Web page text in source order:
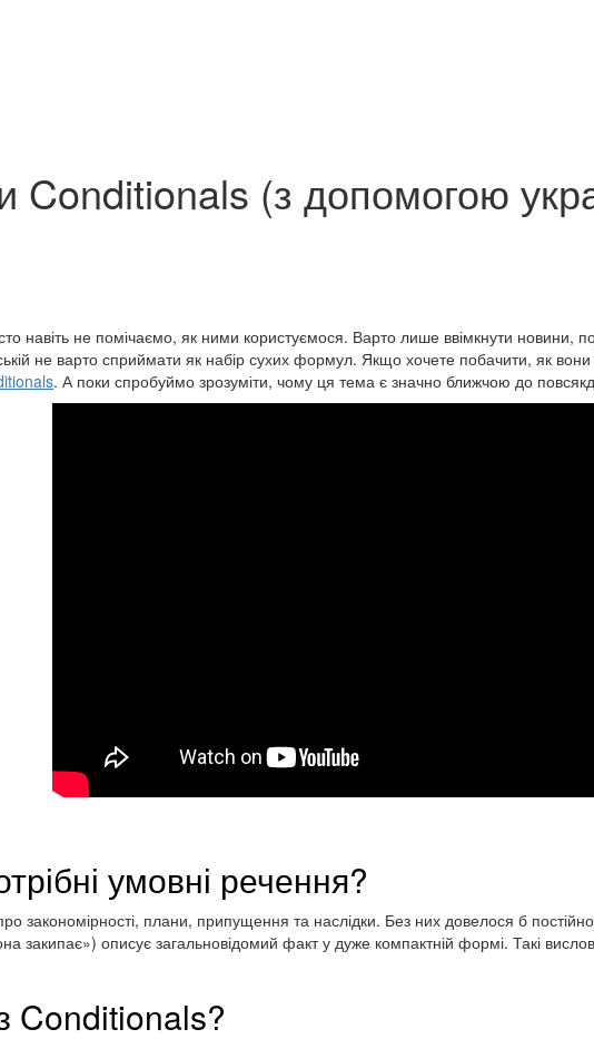
Conditionals (з допомогою
навіть не помічаємо, як ними користуємося. Варто лише ввімкнути новини,
не варто сприймати як набір сухих формул. Якщо хочете побачити, як
. А поки спробуймо зрозуміти, чому ця тема є значно ближчою до
умовні речення?
закономірності, плани, припущення та наслідки. Без них довелося б
закипає») описує загальновідомий факт у дуже компактній формі. Такі
Conditionals?